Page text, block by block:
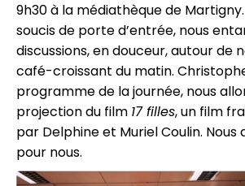
9h30 à la médiathèque de
soucis de porte d’entrée, nous
discussions, en douceur, autour de
café-croissant du matin.
programme de la journée, nous
projection du film 17 filles, un film
par Delphine et Muriel Coulin. Nous
pour nous.